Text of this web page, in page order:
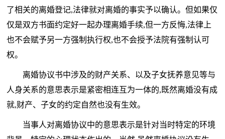
了相关的离婚登记,法律就对离婚的事实予以确认。但如果仅
仅是双方书面约定好一起办理离婚手续,但一方反悔,法律上
也不会赋予另一方强制执行权,也不会授予法院有强制认可
权。
离婚协议书中涉及的财产关系、以及子女抚养意见等与
人身关系的意思表示是紧密相连互为一体的,既然离婚没有成
就,财产、子女的约定自然也没有生效。
当事人对离婚协议中的意思表示是针对当时特定的环境